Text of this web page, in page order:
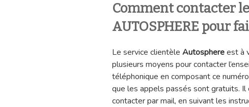
Comment contacter
AUTOSPHERE pour
Le service clientèle Autosphereest à
plusieurs moyens pour contacter
téléphonique en composant ce
que les appels passés sont gratuits.
contacter par mail, en suivant les